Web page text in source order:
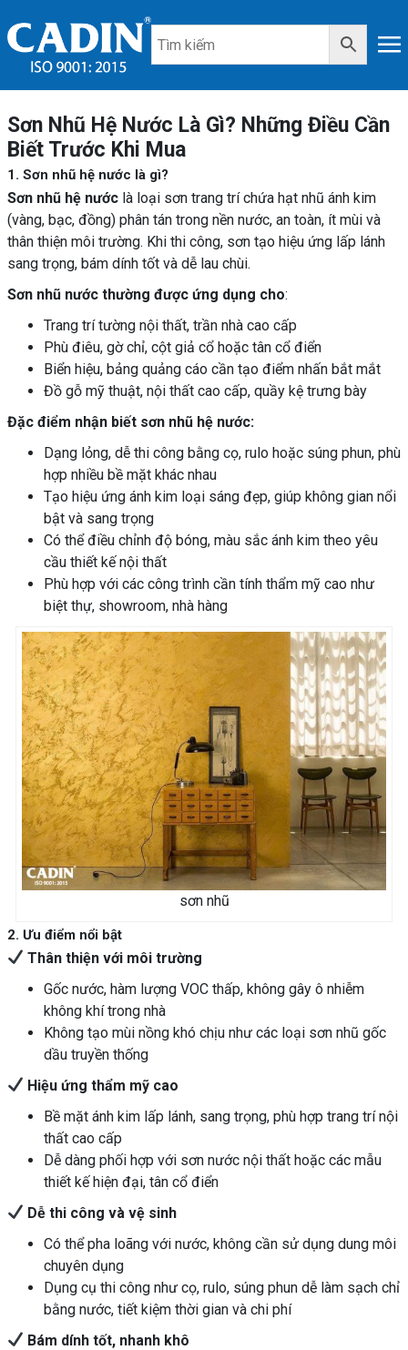
Sơn Nhũ Hệ Nước Là Gì? Những Điều Cần
Biết Trước Khi Mua
1. Sơn nhũ hệ nước là gì?
Sơn nhũ hệ nước là loại sơn trang trí chứa hạt nhũ ánh kim
(vàng, bạc, đồng) phân tán trong nền nước, an toàn, ít mùi và
thân thiện môi trường. Khi thi công, sơn tạo hiệu ứng lấp lánh
sang trọng, bám dính tốt và dễ lau chùi.
Sơn nhũ nước thường được ứng dụng cho:
Trang trí tường nội thất, trần nhà cao cấp
Phù điêu, gờ chỉ, cột giả cổ hoặc tân cổ điển
Biển hiệu, bảng quảng cáo cần tạo điểm nhấn bắt mắt
Đồ gỗ mỹ thuật, nội thất cao cấp, quầy kệ trưng bày
Đặc điểm nhận biết sơn nhũ hệ nước:
Dạng lỏng, dễ thi công bằng cọ, rulo hoặc súng phun, phù
hợp nhiều bề mặt khác nhau
Tạo hiệu ứng ánh kim loại sáng đẹp, giúp không gian nổi
bật và sang trọng
Có thể điều chỉnh độ bóng, màu sắc ánh kim theo yêu
cầu thiết kế nội thất
Phù hợp với các công trình cần tính thẩm mỹ cao như
biệt thự, showroom, nhà hàng
sơn nhũ
2. Ưu điểm nổi bật
Thân thiện với môi trường
Gốc nước, hàm lượng VOC thấp, không gây ô nhiễm
không khí trong nhà
Không tạo mùi nồng khó chịu như các loại sơn nhũ gốc
dầu truyền thống
Hiệu ứng thẩm mỹ cao
Bề mặt ánh kim lấp lánh, sang trọng, phù hợp trang trí nội
thất cao cấp
Dễ dàng phối hợp với sơn nước nội thất hoặc các mẫu
thiết kế hiện đại, tân cổ điển
Dễ thi công và vệ sinh
Có thể pha loãng với nước, không cần sử dụng dung môi
chuyên dụng
Dụng cụ thi công như cọ, rulo, súng phun dễ làm sạch chỉ
bằng nước, tiết kiệm thời gian và chi phí
Bám dính tốt, nhanh khô